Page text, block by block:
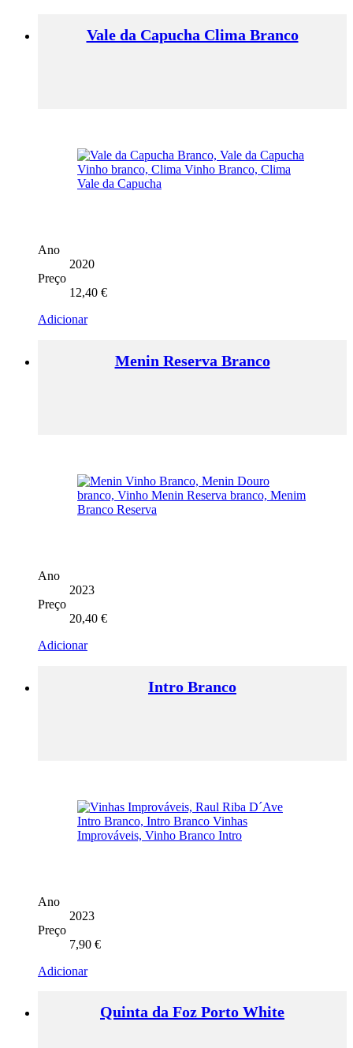
Vale da Capucha Clima Branco
Ano
2020
Preço
12,40 €
Adicionar
Menin Reserva Branco
Ano
2023
Preço
20,40 €
Adicionar
Intro Branco
Ano
2023
Preço
7,90 €
Adicionar
Quinta da Foz Porto White